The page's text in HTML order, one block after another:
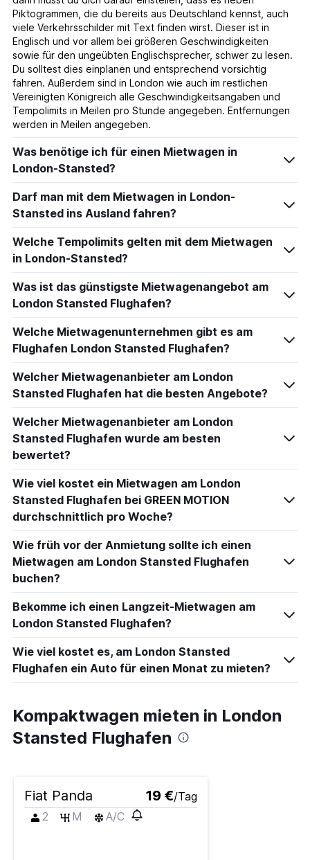
Piktogrammen, die du bereits aus Deutschland kennst, auch
viele Verkehrsschilder mit Text finden wirst. Dieser ist in
Englisch und vor allem bei größeren Geschwindigkeiten
sowie für den ungeübten Englischsprecher, schwer zu lesen.
Du solltest dies einplanen und entsprechend vorsichtig
fahren. Außerdem sind in London wie auch im restlichen
Vereinigten Königreich alle Geschwindigkeitsangaben und
Tempolimits in Meilen pro Stunde angegeben. Entfernungen
werden in Meilen angegeben.
Was benötige ich für einen Mietwagen in
London-Stansted?
Darf man mit dem Mietwagen in London-
Stansted ins Ausland fahren?
Welche Tempolimits gelten mit dem Mietwagen
in London-Stansted?
Was ist das günstigste Mietwagenangebot am
London Stansted Flughafen?
Welche Mietwagenunternehmen gibt es am
Flughafen London Stansted Flughafen?
Welcher Mietwagenanbieter am London
Stansted Flughafen hat die besten Angebote?
Welcher Mietwagenanbieter am London
Stansted Flughafen wurde am besten
bewertet?
Wie viel kostet ein Mietwagen am London
Stansted Flughafen bei GREEN MOTION
durchschnittlich pro Woche?
Wie früh vor der Anmietung sollte ich einen
Mietwagen am London Stansted Flughafen
buchen?
Bekomme ich einen Langzeit-Mietwagen am
London Stansted Flughafen?
Wie viel kostet es, am London Stansted
Flughafen ein Auto für einen Monat zu mieten?
Kompaktwagen mieten in London
Stansted Flughafen
Fiat Panda 19 €/Tag
2
M A/C